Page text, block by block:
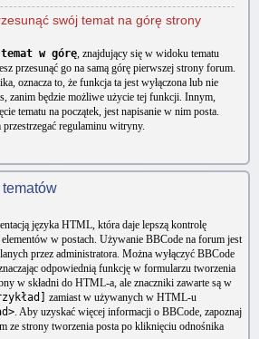
swój temat na górę strony
w górę, znajdujący się w widoku tematu
przesunąć go na samą górę pierwszej strony forum.
oznacza to, że funkcja ta jest wyłączona lub nie
zanim będzie możliwe użycie tej funkcji. Innym,
tematu na początek, jest napisanie w nim posta.
regulaminu witryny.
języka HTML, która daje lepszą kontrolę
w postach. Używanie BBCode na forum jest
przez administratora. Można wyłączyć BBCode
odpowiednią funkcję w formularzu tworzenia
w składni do HTML-a, ale znaczniki zawarte są w
zamiast w używanych w HTML-u
. Aby uzyskać więcej informacji o BBCode, zapoznaj
ze strony tworzenia posta po kliknięciu odnośnika